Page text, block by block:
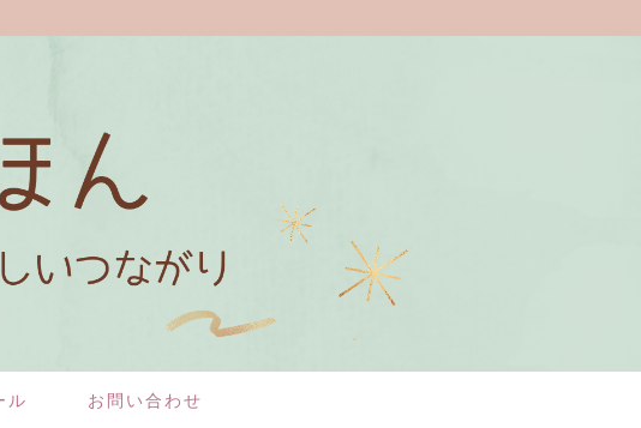
ル お問い合わせ